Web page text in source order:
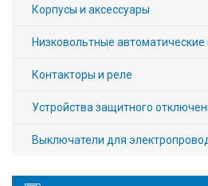
Корпусы и аксессуары
Низковольтные
Контакторы и реле
Устройства защитного
Выключатели для